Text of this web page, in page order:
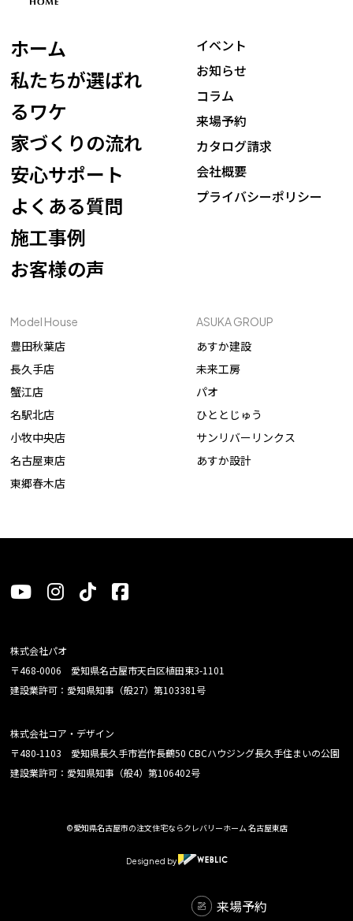
ホーム
私たちが選ばれ
るワケ
家づくりの流れ
安心サポート
よくある質問
施工事例
お客様の声
イベント
お知らせ
コラム
来場予約
カタログ請求
会社概要
プライバシーポリシー
Model House
豊田秋葉店
長久手店
蟹江店
名駅北店
小牧中央店
名古屋東店
東郷春木店
ASUKA GROUP
あすか建設
未来工房
パオ
ひととじゅう
サンリバーリンクス
あすか設計
来場予約
株式会社パオ
〒468-0006 愛知県名古屋市天白区植田東3-1101
建設業許可：愛知県知事（般27）第103381号
株式会社コア・デザイン
〒480-1103 愛知県長久手市岩作長鶴50 CBCハウジング長久手住まいの公園
建設業許可：愛知県知事（般4）第106402号
©愛知県名古屋市の注文住宅ならクレバリーホーム 名古屋東店
Designed by